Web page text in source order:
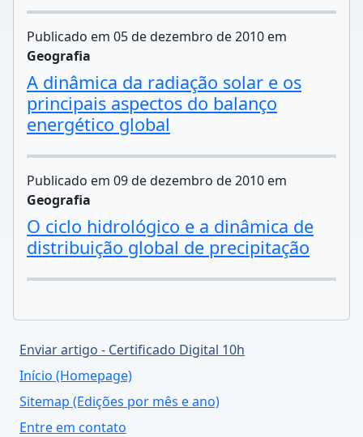
Publicado em 05 de dezembro de 2010 em
Geografia
A dinâmica da radiação solar e os
principais aspectos do balanço
energético global
Publicado em 09 de dezembro de 2010 em
Geografia
O ciclo hidrológico e a dinâmica de
distribuição global de precipitação
Enviar artigo - Certificado Digital 10h
Início (Homepage)
Sitemap (Edições por mês e ano)
Entre em contato